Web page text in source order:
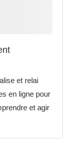
et relai
en ligne pour
et agir